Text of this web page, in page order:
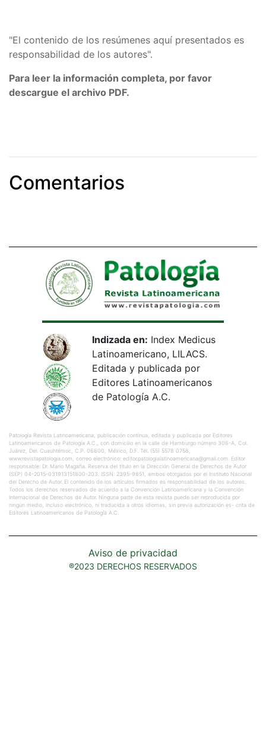
"El contenido de los resúmenes aquí presentados es
responsabilidad de los autores".
Para leer la información completa, por favor
descargue el archivo PDF.
Comentarios
Indizada en: Index Medicus
Latinoamericano, LILACS.
Editada y publicada por
Editores Latinoamericanos
de Patología A.C.
Patología Revista Latinoamericana, publicación continua, editada y publicada por Editores
Latinoamericanos de Patología A.C., con domicilio en la calle de Hamburgo número 306-A, Col.
Juárez, Del. Cuauhtémoc, C.P. 06600, México, D.F. Tel. (55) 5578 0758,
www.revistapatologia.com, correo electrónico: editor.patologialatinoamericana@gmail.com. Editor
responsable: Dr. Mario Magaña. Reserva del título en la Dirección General de Derechos de Autor
(SEP) 04-2015-031913151800-203. ISSN: 2395-9851, ambos otorgados por el Instituto Nacional
del Derecho de Autor. El contenido de los artículos firmados es responsabilidad de los autores.
Todos los derechos reservados de acuerdo a la Convención Latinoamericana y la Convención
Internacional de Derechos de Autor. Ninguna parte de esta revista puede ser reproducida por
ningún medio, incluso electrónico, ni traducida a otros idiomas, sin previa autorización es- crita de
Editores Latinoamericanos de Patología A.C.
Aviso de privacidad
®2023 DERECHOS RESERVADOS